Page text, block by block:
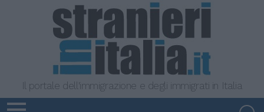
Il portale dell'immigrazione e degli immigrati in Italia